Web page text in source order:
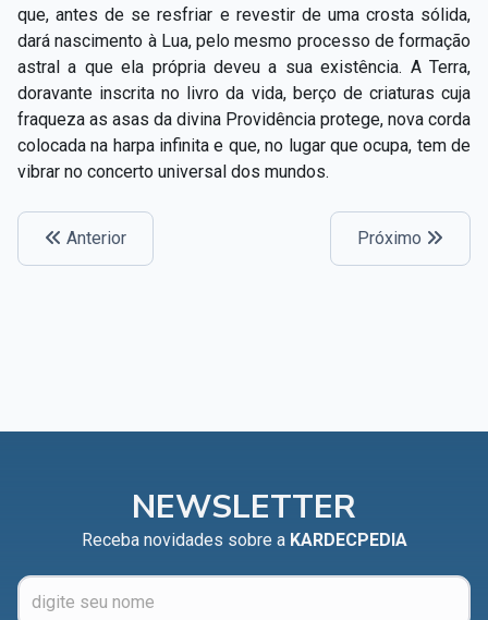
que, antes de se resfriar e revestir de uma crosta sólida,
dará nascimento à Lua, pelo mesmo processo de formação
astral a que ela própria deveu a sua existência. A Terra,
doravante inscrita no livro da vida, berço de criaturas cuja
fraqueza as asas da divina Providência protege, nova corda
colocada na harpa infinita e que, no lugar que ocupa, tem de
vibrar no concerto universal dos mundos.
Anterior Próximo
NEWSLETTER
Receba novidades sobre a KARDECPEDIA